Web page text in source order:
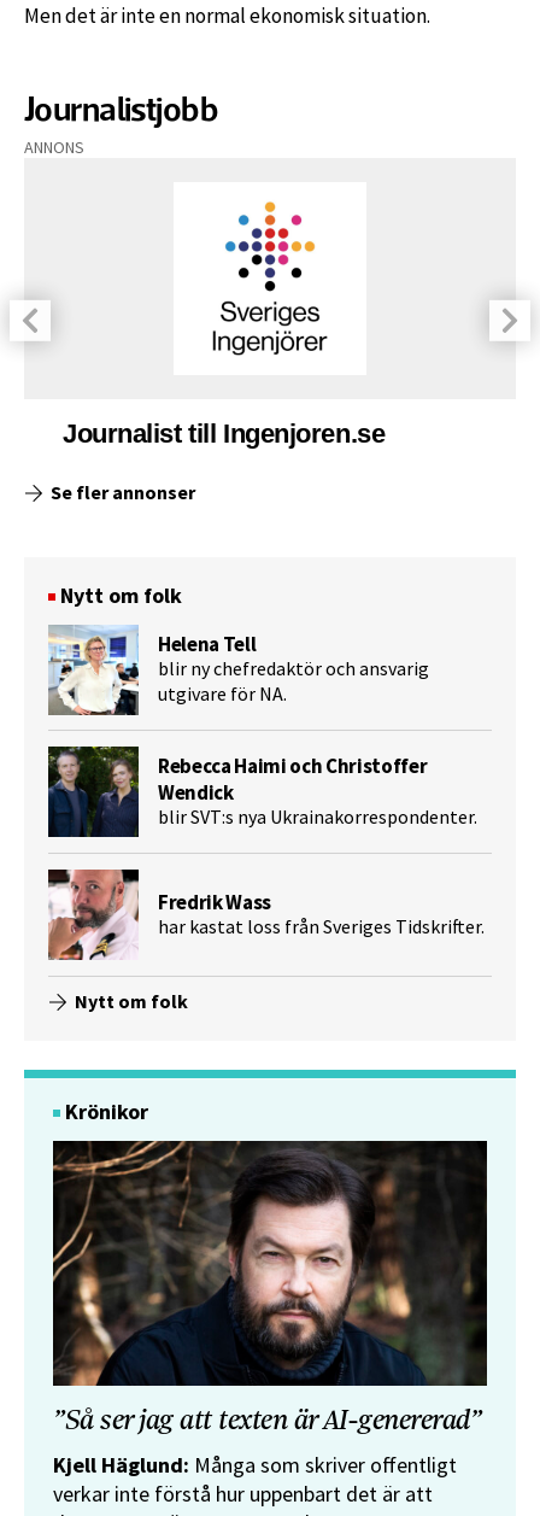
Men det är inte en normal ekonomisk situation.
Journalistjobb
ANNONS
Journalist till Ingenjoren.se
Se fler annonser
Nytt om folk
Helena Tell
blir ny chefredaktör och ansvarig
utgivare för NA.
Rebecca Haimi och Christoffer
Wendick
blir SVT:s nya Ukrainakorrespondenter.
Fredrik Wass
har kastat loss från Sveriges Tidskrifter.
Nytt om folk
Krönikor
”Så ser jag att texten är AI-genererad”
Kjell Häglund: Många som skriver offentligt
verkar inte förstå hur uppenbart det är att